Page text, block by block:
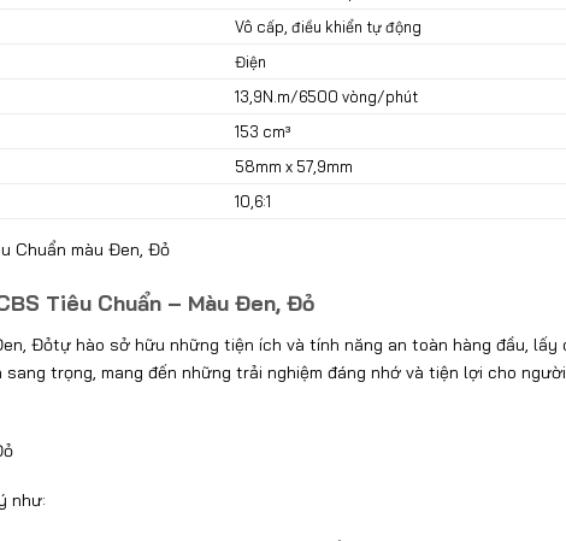
Vô cấp, điều khiển tự động
Điện
13,9N.m/6500 vòng/phút
153 cm³
58mm x 57,9mm
10,6:1
Chuẩn màu Đen, Đỏ
Tiêu Chuẩn – Màu Đen, Đỏ
Đỏtự hào sở hữu những tiện ích và tính năng an toàn hàng đầu, lấy
trọng, mang đến những trải nghiệm đáng nhớ và tiện lợi cho
như: